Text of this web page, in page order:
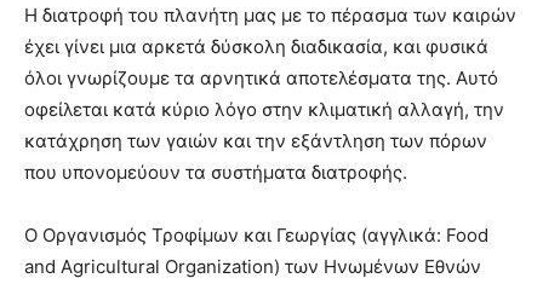
Η διατροφή του πλανήτη μας με το πέρασμα των καιρών
έχει γίνει μια αρκετά δύσκολη διαδικασία, και φυσικά
όλοι γνωρίζουμε τα αρνητικά αποτελέσματα της. Αυτό
οφείλεται κατά κύριο λόγο στην κλιματική αλλαγή, την
κατάχρηση των γαιών και την εξάντληση των πόρων
που υπονομεύουν τα συστήματα διατροφής.
Ο Οργανισμός Τροφίμων και Γεωργίας (αγγλικά: Food
and Agricultural Organization) των Ηνωμένων Εθνών